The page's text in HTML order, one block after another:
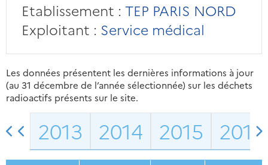
Etablissement : TEP PARIS NORD
Exploitant : Service médical
Les données présentent les dernières informations à jour
(au 31 décembre de l’année sélectionnée) sur les déchets
radioactifs présents sur le site.
2013 2014 2015 2016